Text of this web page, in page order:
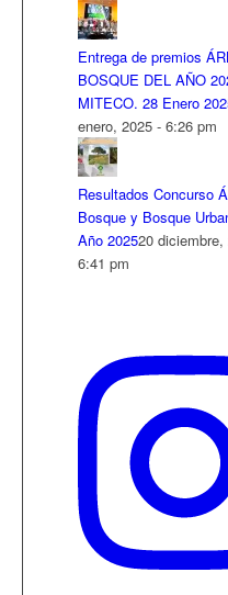
Entrega de premios
BOSQUE DEL AÑO
MITECO. 28 Enero
enero, 2025 - 6:26 pm
Resultados Concurso
Bosque y Bosque
Año 202520 diciembre,
6:41 pm